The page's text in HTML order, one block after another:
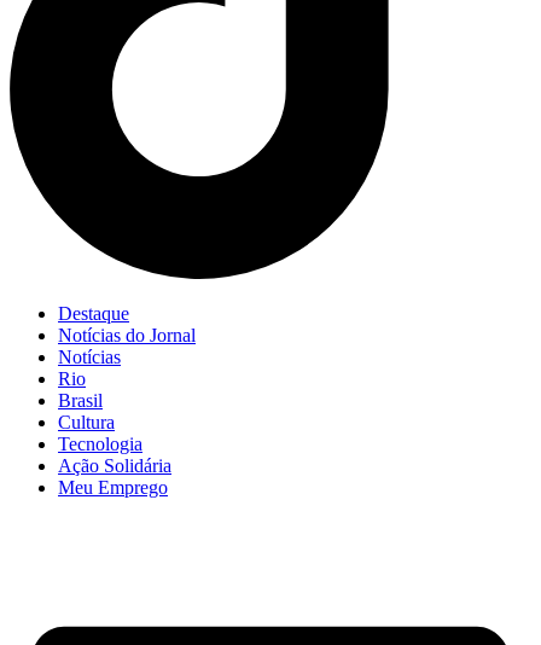
Destaque
Notícias do Jornal
Notícias
Rio
Brasil
Cultura
Tecnologia
Ação Solidária
Meu Emprego